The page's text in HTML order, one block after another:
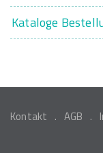
Kataloge
Kontakt AGB